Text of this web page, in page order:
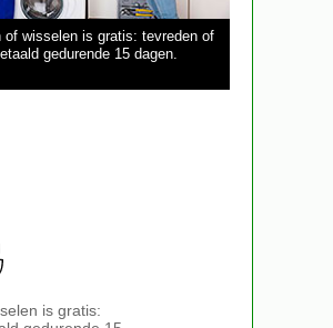
of wisselen is gratis: tevreden of
gedurende 15 dagen.
is gratis: